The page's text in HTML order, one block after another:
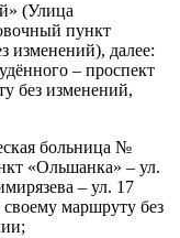
(Улица
пункт
изменений), далее:
– проспект
без изменений,
больница №
«Ольшанка» – ул.
– ул. 17
маршруту без